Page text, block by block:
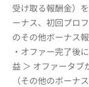
受け取る報酬金）
ーナス、初回プロ
のその他ボーナス
・オファー完了後
益 ＞ オファータブ
（その他のボーナ